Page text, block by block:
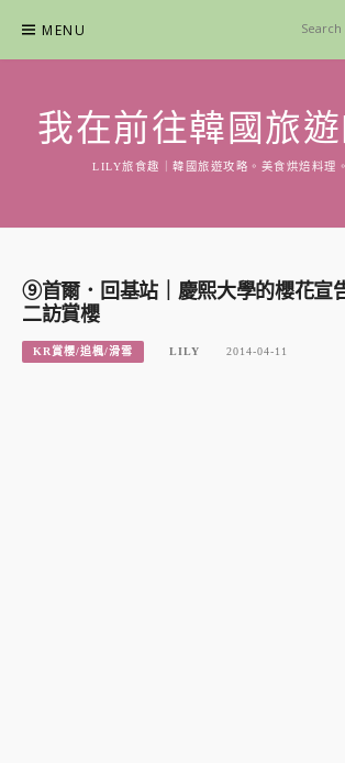
content
MENU
我在前往韓國旅
LILY旅食趣｜韓國旅遊攻略。美食烘焙料理
⑨首爾．回基站｜慶熙大學的櫻花宣
二訪賞櫻
KR賞櫻/追楓/滑雪 LILY 2014-04-11